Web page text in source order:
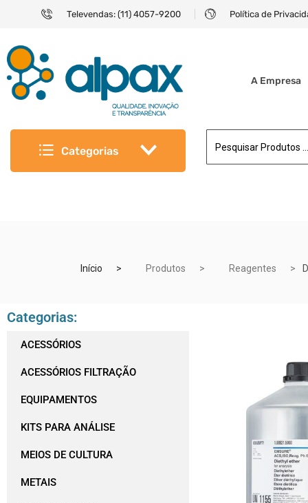
Televendas: (11) 4057-9200 Política de
A Empresa
Categorias
Início Produtos Reagentes
Categorias:
ACESSÓRIOS
ACESSÓRIOS FILTRAÇÃO
EQUIPAMENTOS
KITS PARA ANÁLISE
MEIOS DE CULTURA
METAIS